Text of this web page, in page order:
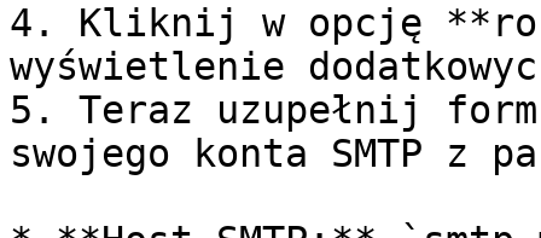
4. Kliknij w opcję
wyświetlenie
5. Teraz uzupełnij
swojego konta SMTP z